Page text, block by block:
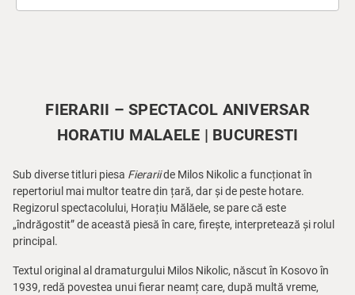
FIERARII – SPECTACOL ANIVERSAR
HORATIU MALAELE | BUCURESTI
Sub diverse titluri piesa Fierariide Milos Nikolic a funcționat în
repertoriul mai multor teatre din țară, dar și de peste hotare.
Regizorul spectacolului, Horațiu Mălăele, se pare că este
„îndrăgostit” de această piesă în care, firește, interpretează și rolul
principal.
Textul original al dramaturgului Milos Nikolic, născut în Kosovo în
1939, redă povestea unui fierar neamț care, după multă vreme,